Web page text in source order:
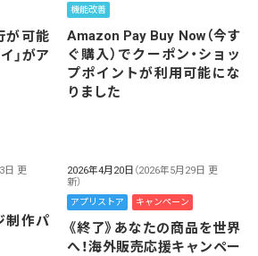
が可能
」がア
機能改善
Amazon Pay Buy Now（今す
ぐ購入）でクーポン・ショッ
プポイントが利用可能にな
りました
日 更
制作パ
2026年4月20日 （2026年5月29日 更
新）
アプリストア キャンペーン
《終了》あなたの商品を世界
へ！海外販売応援キャンペー